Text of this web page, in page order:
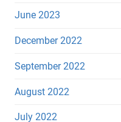
June 2023
December 2022
September 2022
August 2022
July 2022